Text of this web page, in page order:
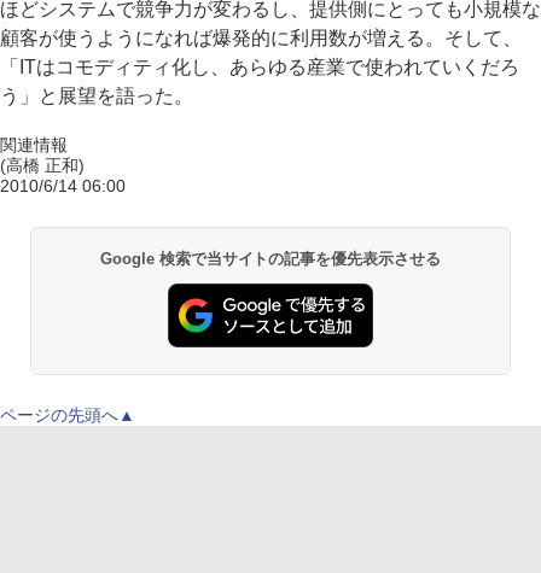
ほどシステムで競争力が変わるし、提供側にとっても小規模な
顧客が使うようになれば爆発的に利用数が増える。そして、
「ITはコモディティ化し、あらゆる産業で使われていくだろ
う」と展望を語った。
関連情報
(高橋 正和)
2010/6/14 06:00
Google 検索で当サイトの記事を優先表示させる
ページの先頭へ▲